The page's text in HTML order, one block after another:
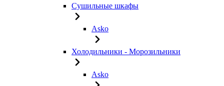
Сушильные шкафы
Asko
Холодильники - Морозильники
Asko